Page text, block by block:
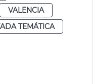
VALENCIA
TEMÁTICA